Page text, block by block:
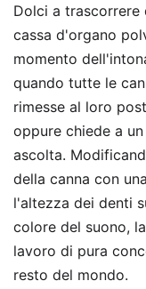
Dolci a
cassa d'organo
momento
quando tutte le
rimesse al loro
oppure chiede a
ascolta.
della canna con
l'altezza dei denti
colore del suono,
lavoro di pura
resto del mondo.